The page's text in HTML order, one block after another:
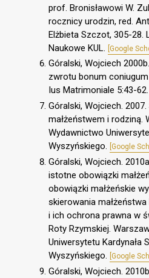
prof. Bronisławowi W.
rocznicy urodzin, red.
Elżbieta Szczot, 305-28.
Naukowe KUL.
[Google
Góralski, Wojciech
zwrotu bonum coniugum
Ius Matrimoniale 5:43-62.
Góralski, Wojciech.
małżeństwem i rodziną.
Wydawnictwo
Wyszyńskiego. [Google
Góralski, Wojciech.
istotne obowiązki
obowiązki małżeńskie
skierowania
i ich ochrona prawna w
Roty Rzymskiej.
Uniwersytetu Kardynała
Wyszyńskiego. [Google
Góralski, Wojciech.